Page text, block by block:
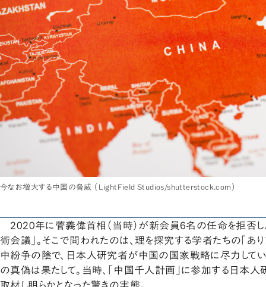
今なお増大する中国の脅威 （LightField Studios/shutterstock.com）
2020年に菅義偉首相（当時）が新会員6名の任命を拒否し
術会議」。そこで問われたのは、理を探究する学者たちの「あ
中紛争の陰で、日本人研究者が中国の国家戦略に尽力してい
の真偽は果たして。当時、「中国千人計画」に参加する日本人
取材し明らかとなった驚きの実態。